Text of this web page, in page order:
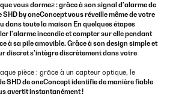
vous dormez : grâce à son signal d'alarme de
SHD by oneConceptvous réveille même de votre
dans toute la maison En quelques étapes
l'alarme incendieet compter sur elle pendant
à sa pile amovible. Grâce à son design simple et
discret s'intègre discrètement dans votre
pièce : grâce à un capteur optique, le
SHD de oneConceptidentifie de manière fiable
avertit instantanément !